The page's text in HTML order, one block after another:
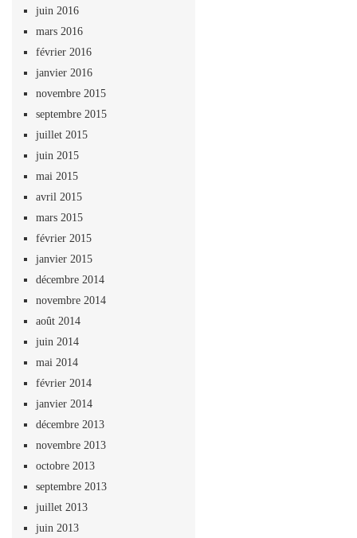
juin 2016
mars 2016
février 2016
janvier 2016
novembre 2015
septembre 2015
juillet 2015
juin 2015
mai 2015
avril 2015
mars 2015
février 2015
janvier 2015
décembre 2014
novembre 2014
août 2014
juin 2014
mai 2014
février 2014
janvier 2014
décembre 2013
novembre 2013
octobre 2013
septembre 2013
juillet 2013
juin 2013